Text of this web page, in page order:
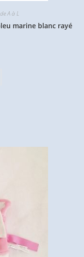
A à L
marine blanc rayé